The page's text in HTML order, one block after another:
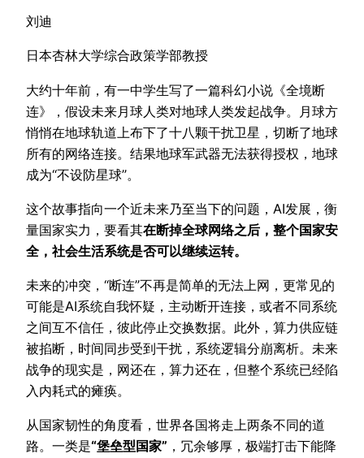
刘迪
日本杏林大学综合政策学部教授
大约十年前，有一中学生写了一篇科幻小说《全境断
连》，假设未来月球人类对地球人类发起战争。月球方
悄悄在地球轨道上布下了十八颗干扰卫星，切断了地球
所有的网络连接。结果地球军武器无法获得授权，地球
成为“不设防星球”。
这个故事指向一个近未来乃至当下的问题，AI发展，衡
量国家实力，要看其在断掉全球网络之后，整个国家安
全，社会生活系统是否可以继续运转。
未来的冲突，“断连”不再是简单的无法上网，更常见的
可能是AI系统自我怀疑，主动断开连接，或者不同系统
之间互不信任，彼此停止交换数据。此外，算力供应链
被掐断，时间同步受到干扰，系统逻辑分崩离析。未来
战争的现实是，网还在，算力还在，但整个系统已经陷
入内耗式的瘫痪。
从国家韧性的角度看，世界各国将走上两条不同的道
路。一类是“堡垒型国家” ，冗余够厚，极端打击下能降